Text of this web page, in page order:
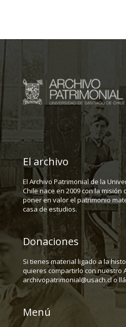
El archivo
El Archivo Patrimonial de la
Chile nace en 2009 con la
poner en valor el patrimonio
casa de estudios.
Donaciones
Si tienes material ligado a la
quieres compartirlo con nuestro
archivopatrimonial@usach.cl o
Menú